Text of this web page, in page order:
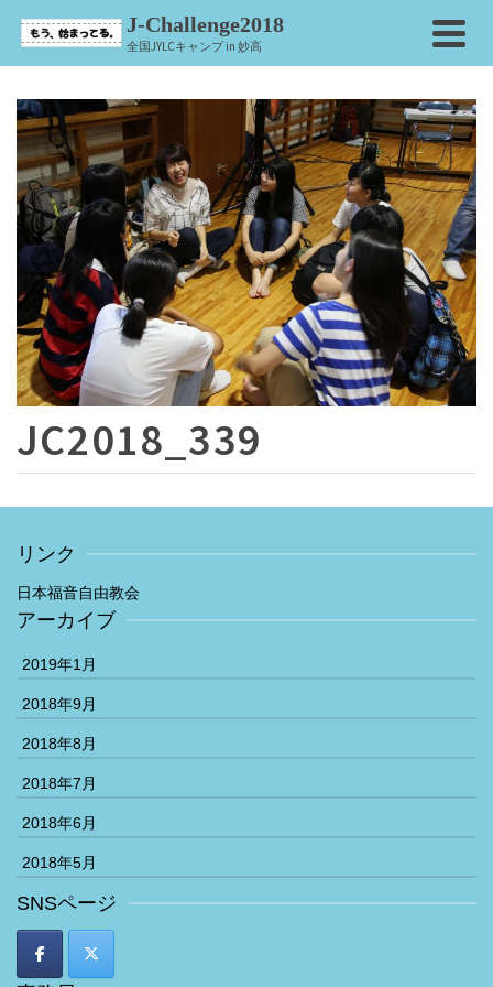
J-Challenge2018
全国JYLCキャンプ in 妙高
JC2018_339
リンク
日本福音自由教会
アーカイブ
2019年1月
2018年9月
2018年8月
2018年7月
2018年6月
2018年5月
SNSページ